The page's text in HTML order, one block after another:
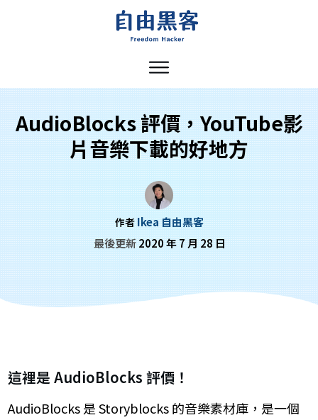
AudioBlocks 評價，YouTube影
片音樂下載的好地方
作者 Ikea 自由黑客
最後更新 2020 年 7 月 28 日
這裡是​ AudioBlocks 評價！
​AudioBlocks ​是 Storyblocks 的音樂素材庫，是一個